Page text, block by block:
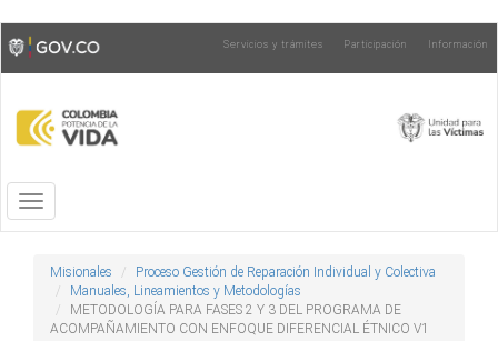
Pasar
al
contenido
Toggle
high
contrast
Servicios y trámites Participación Información
Toggle
navigation
Misionales
Proceso Gestión de Reparación Individual y Colectiva
Manuales, Lineamientos y Metodologías
METODOLOGÍA PARA FASES 2 Y 3 DEL PROGRAMA DE
ACOMPAÑAMIENTO CON ENFOQUE DIFERENCIAL ÉTNICO V1